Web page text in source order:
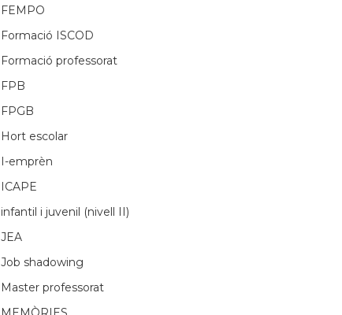
FEMPO
Formació ISCOD
Formació professorat
FPB
FPGB
Hort escolar
I-emprèn
ICAPE
infantil i juvenil (nivell II)
JEA
Job shadowing
Master professorat